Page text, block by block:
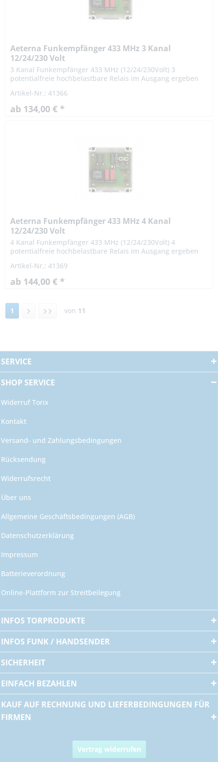
Aeterna Funkempfänger 433 MHz 3 Kanal
12/24/230 Volt
3 Kanal Funkempfänger 433 MHz (12/24/230Volt) 3
potentialfreie hochbelastbare Relais im Ausgang ergeben
sich...
Artikel-Nr.: 41366
ab 134,00 € *
Aeterna Funkempfänger 433 MHz 4 Kanal
12/24/230 Volt
4 Kanal Funkempfänger 433 MHz (12/24/230Volt) 4
potentialfreie hochbelastbare Relais im Ausgang ergeben
sich...
Artikel-Nr.: 41369
ab 144,00 € *
1 von 11
SERVICE
SHOP SERVICE
Widerruf Torix
Kontakt
Versand- und Zahlungsbedingungen
Rücksendung
Widerrufsrecht
Über uns
Allgemeine Geschäftsbedingungen (AGB)
Datenschutzerklärung
Impressum
Batterieverordnung
Online-Plattform zur Streitbeilegung
INFOS TORPRODUKTE
INFOS FUNK / HANDSENDER
SICHERHEIT
EINFACH BEZAHLEN
KAUF AUF RECHNUNG UND LIEFERBEDINGUNGEN FÜR
FIRMEN
Vertrag widerrufen